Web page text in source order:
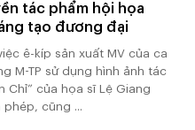
tác phẩm hội họa
tạo đương đại
ê-kíp sản xuất MV của ca
M-TP sử dụng hình ảnh tác
Chỉ” của họa sĩ Lệ Giang
phép, cũng ...